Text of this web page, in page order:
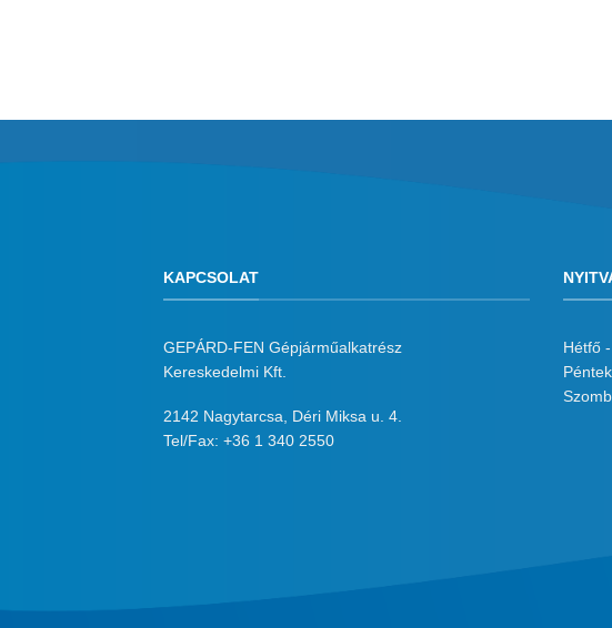
KAPCSOLAT
GEPÁRD-FEN Gépjárműalkatrész
Kereskedelmi Kft.
2142 Nagytarcsa, Déri Miksa u. 4.
Tel/Fax: +36 1 340 2550
Hétfő